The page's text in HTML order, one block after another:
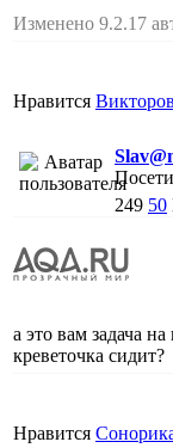
Изменено 9.2.17
Нравится
249 50
а это вам задача
креветочка сидит?
Нравится